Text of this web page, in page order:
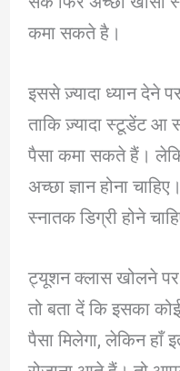
कमा सकते है।
इससे ज़्यादा ध्यान देने
ताकि ज़्यादा स्टूडेंट
पैसा कमा सकते हैं।
अच्छा ज्ञान होना
स्नातक डिग्री होने
ट्यूशन क्लास खोलने
तो बता दें कि इसका
पैसा मिलेगा, लेकिन